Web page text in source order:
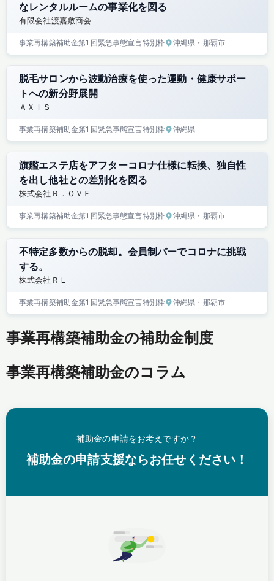
なレンタルルームの事業化を図る
有限会社渡嘉敷商会
事業再構築補助金第1回緊急事態宣言特別枠 沖縄県 ・那覇市
脱毛サロンから波動治療を使った運動・健康サポー
トへの新分野展開
ＡＸＩＳ
事業再構築補助金第1回緊急事態宣言特別枠 沖縄県
旗艦エステ店をアフターコロナ仕様に転換、独自性
を出し他社との差別化を図る
株式会社Ｒ．ＯＶＥ
事業再構築補助金第1回緊急事態宣言特別枠 沖縄県 ・那覇市
不特定多数からの脱却。会員制バーでコロナに挑戦
する。
株式会社ＲＬ
事業再構築補助金第1回緊急事態宣言特別枠 沖縄県 ・那覇市
事業再構築補助金の補助金制度
事業再構築補助金のコラム
補助金の申請をお考えですか？
補助金の申請支援ならお任せください！